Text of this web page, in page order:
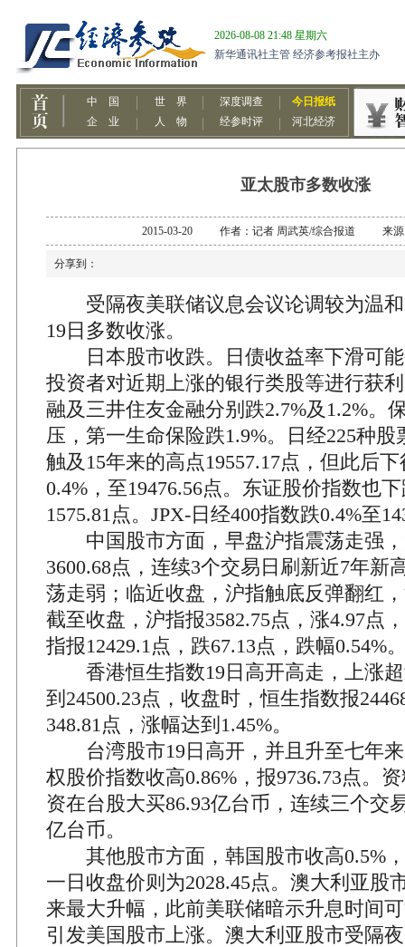
亚太股市多数收涨
2015-03-20 作者：记者 周武英/综合报道 来源
分享到：
受隔夜美联储议息会议论调较为温和
19日多数收涨。
日本股市收跌。日债收益率下滑可能
投资者对近期上涨的银行类股等进行获
融及三井住友金融分别跌2.7%及1.2%。
压，第一生命保险跌1.9%。日经225种
触及15年来的高点19557.17点，但此后
0.4%，至19476.56点。东证股价指数也
1575.81点。JPX-日经400指数跌0.4%至
中国股市方面，早盘沪指震荡走强，
3600.68点，连续3个交易日刷新近7年新
荡走弱；临近收盘，沪指触底反弹翻红
截至收盘，沪指报3582.75点，涨4.97点
指报12429.1点，跌67.13点，跌幅0.54%
香港恒生指数19日高开高走，上涨超
到24500.23点，收盘时，恒生指数报
348.81点，涨幅达到1.45%。
台湾股市19日高开，并且升至七年来
权股价指数收高0.86%，报9736.73点。
资在台股大买86.93亿台币，连续三个交
亿台币。
其他股市方面，韩国股市收高0.5%，
一日收盘价则为2028.45点。澳大利亚股
来最大升幅，此前美联储暗示升息时间
引发美国股市上涨。澳大利亚股市受隔